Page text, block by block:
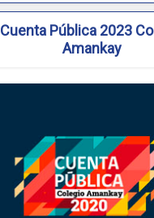
Cuenta Pública 2023
Amankay